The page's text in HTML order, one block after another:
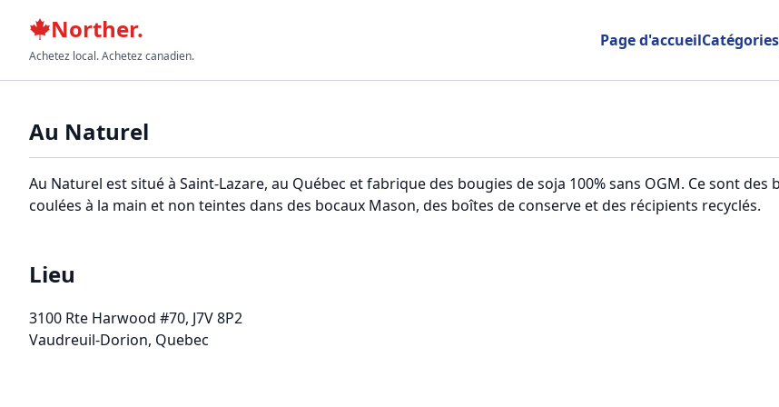
Norther.
Achetez local. Achetez canadien.
Page d'accueilCatégories
Au Naturel
Au Naturel est situé à Saint-Lazare, au Québec et fabrique des bougies de soja 100% sans OGM. Ce sont des
coulées à la main et non teintes dans des bocaux Mason, des boîtes de conserve et des récipients recyclés.
Lieu
3100 Rte Harwood #70, J7V 8P2
Vaudreuil-Dorion, Quebec